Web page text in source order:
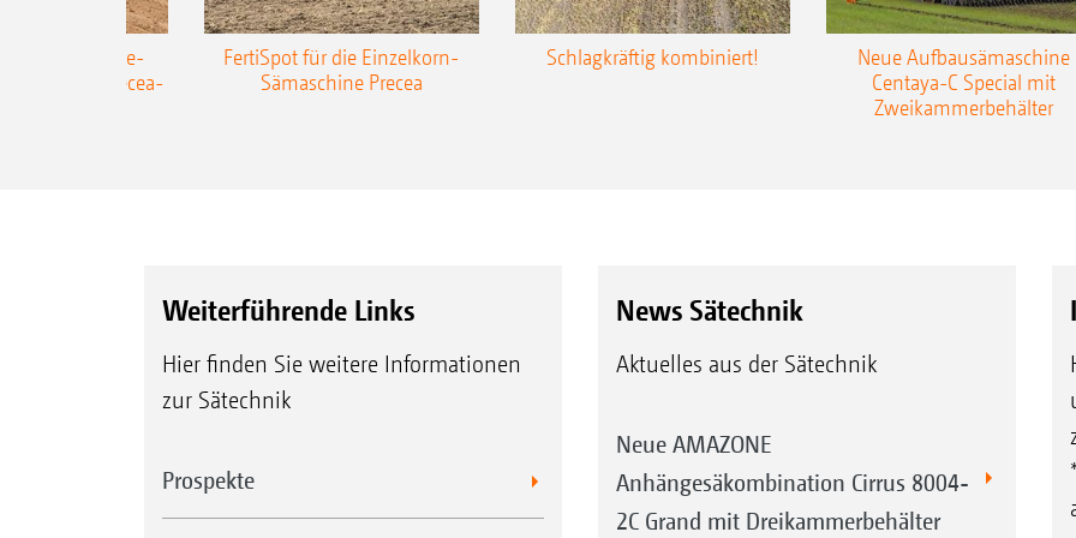
Anhänge-
Precea-
FertiSpot für die Einzelkorn-
Sämaschine Precea
Schlagkräftig kombiniert!
Neue Aufbausämaschine
Centaya-C Special mit
Zweikammerbehälter
Weiterführende Links
Hier finden Sie weitere Informationen
zur Sätechnik
Prospekte
News Sätechnik
Aktuelles aus der Sätechnik
Neue AMAZONE
Anhängesäkombination Cirrus 8004-
2C Grand mit Dreikammerbehälter